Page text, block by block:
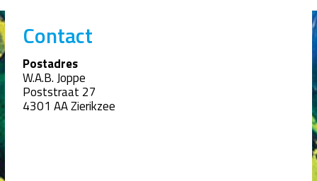
Contact
Postadres
W.A.B. Joppe
Poststraat 27
4301 AA Zierikzee